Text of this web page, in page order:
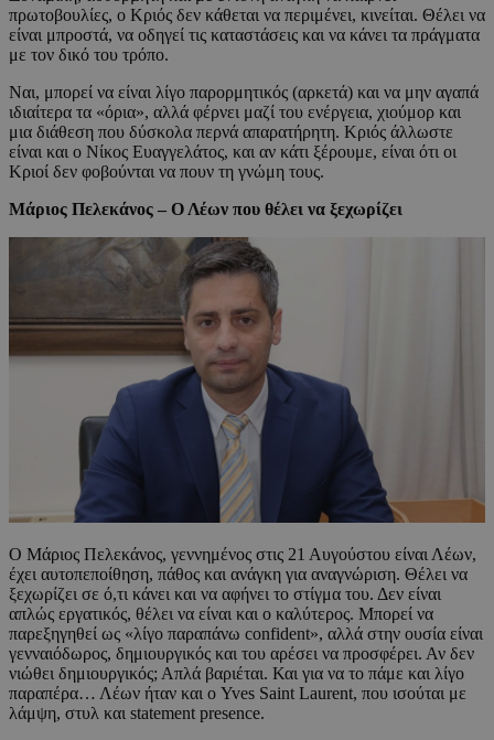
πρωτοβουλίες, ο Κριός δεν κάθεται να περιμένει, κινείται. Θέλει να
είναι μπροστά, να οδηγεί τις καταστάσεις και να κάνει τα πράγματα
με τον δικό του τρόπο.
Ναι, μπορεί να είναι λίγο παρορμητικός (αρκετά) και να μην αγαπά
ιδιαίτερα τα «όρια», αλλά φέρνει μαζί του ενέργεια, χιούμορ και
μια διάθεση που δύσκολα περνά απαρατήρητη. Κριός άλλωστε
είναι και ο Νίκος Ευαγγελάτος, και αν κάτι ξέρουμε, είναι ότι οι
Κριοί δεν φοβούνται να πουν τη γνώμη τους.
Μάριος Πελεκάνος – Ο Λέων που θέλει να ξεχωρίζει
Ο Μάριος Πελεκάνος, γεννημένος στις 21 Αυγούστου είναι Λέων,
έχει αυτοπεποίθηση, πάθος και ανάγκη για αναγνώριση. Θέλει να
ξεχωρίζει σε ό,τι κάνει και να αφήνει το στίγμα του. Δεν είναι
απλώς εργατικός, θέλει να είναι και ο καλύτερος. Μπορεί να
παρεξηγηθεί ως «λίγο παραπάνω confident», αλλά στην ουσία είναι
γενναιόδωρος, δημιουργικός και του αρέσει να προσφέρει. Αν δεν
νιώθει δημιουργικός; Απλά βαριέται. Και για να το πάμε και λίγο
παραπέρα… Λέων ήταν και ο Yves Saint Laurent, που ισούται με
λάμψη, στυλ και statement presence.